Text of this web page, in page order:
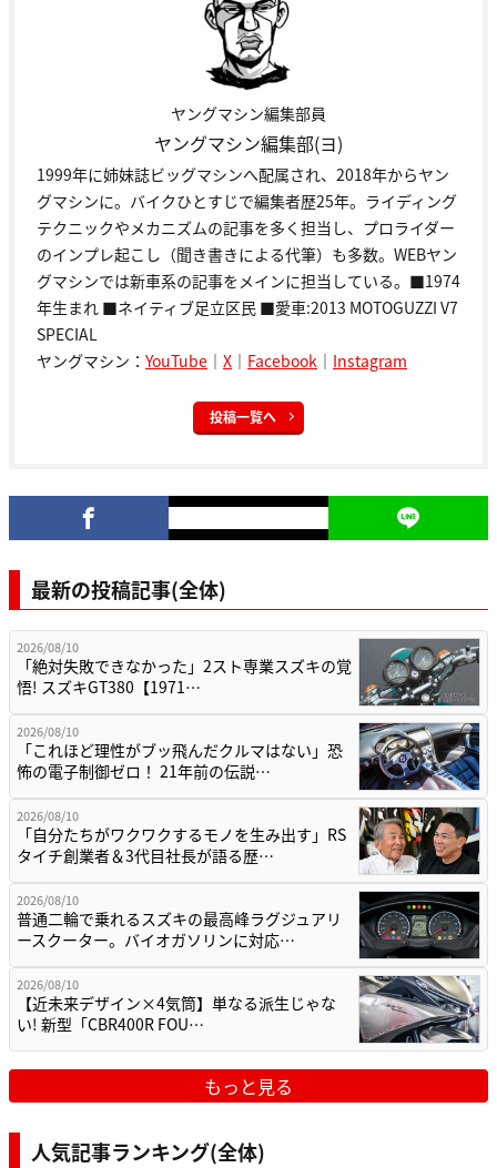
ヤングマシン編集部員
ヤングマシン編集部(ヨ)
1999年に姉妹誌ビッグマシンへ配属され、2018年からヤン
グマシンに。バイクひとすじで編集者歴25年。ライディング
テクニックやメカニズムの記事を多く担当し、プロライダー
のインプレ起こし（聞き書きによる代筆）も多数。WEBヤン
グマシンでは新車系の記事をメインに担当している。■1974
年生まれ ■ネイティブ足立区民 ■愛車:2013 MOTOGUZZI V7
SPECIAL
ヤングマシン： YouTube ｜ X ｜ Facebook ｜ Instagram
投稿一覧へ
最新の投稿記事(全体)
2026/08/10
「絶対失敗できなかった」2スト専業スズキの覚
悟! スズキGT380【1971…
2026/08/10
「これほど理性がブッ飛んだクルマはない」恐
怖の電子制御ゼロ！ 21年前の伝説…
2026/08/10
「自分たちがワクワクするモノを生み出す」RS
タイチ創業者＆3代目社長が語る歴…
2026/08/10
普通二輪で乗れるスズキの最高峰ラグジュアリ
ースクーター。バイオガソリンに対応…
2026/08/10
【近未来デザイン×4気筒】単なる派生じゃな
い! 新型「CBR400R FOU…
もっと見る
人気記事ランキング(全体)